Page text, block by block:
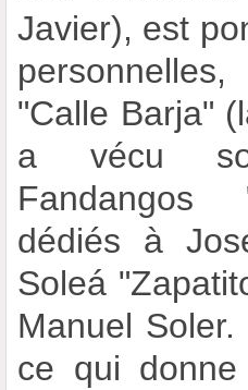
Javier), est
"Calle Barja"
a vécu
Fandangos
dédiés à
Soleá
Manuel
ce qui